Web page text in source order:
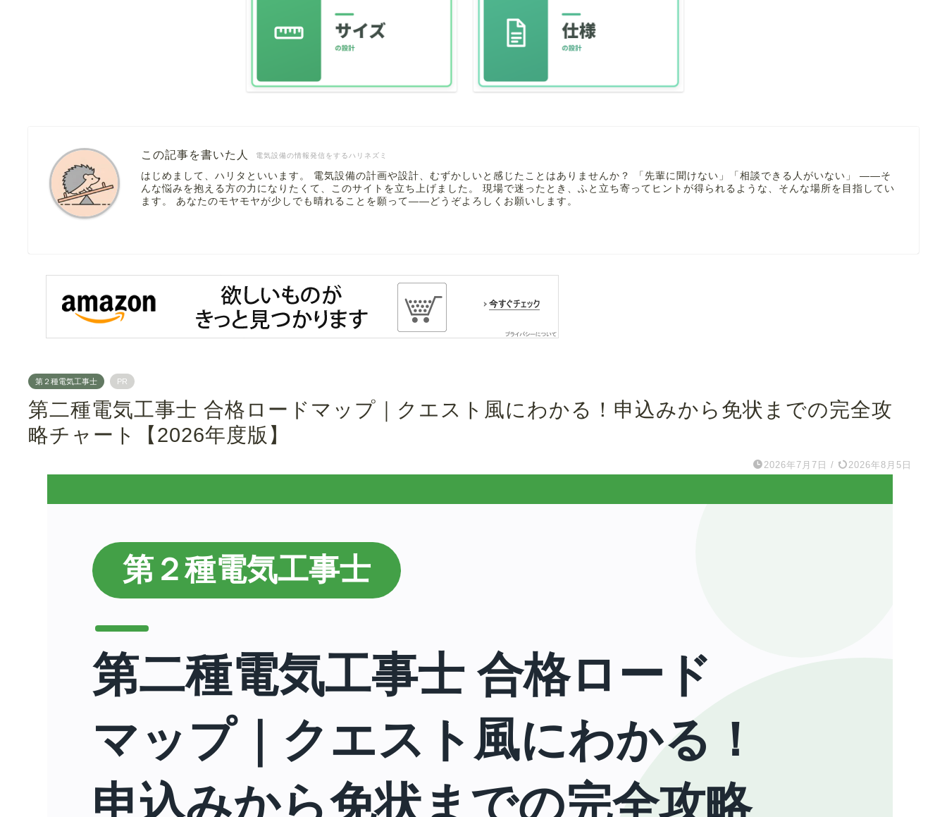
電気設備の情報発信をするハリネズミ
この記事を書いた人
はじめまして、ハリタといいます。 電気設備の計画や設計、むずかしいと感じたことはありませんか？ 「先輩に聞けない」「相談できる人がいない」 ――そ
んな悩みを抱える方の力になりたくて、このサイトを立ち上げました。 現場で迷ったとき、ふと立ち寄ってヒントが得られるような、そんな場所を目指してい
ます。 あなたのモヤモヤが少しでも晴れることを願って――どうぞよろしくお願いします。
第２種電気工事士 PR
第二種電気工事士 合格ロードマップ｜クエスト風にわかる！申込みから免状までの完全攻
略チャート【2026年度版】
2026年7月7日 / 2026年8月5日